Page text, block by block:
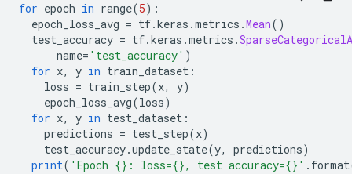
for epoch in range(5):
epoch_loss_avg = tf.keras .metrics .Mean()
test_accuracy = tf.keras .metrics .
name= 'test_accuracy' )
for x, y in train_dataset :
loss = train_step(x, y)
epoch_loss_avg(loss)
for x, y in test_dataset :
predictions = test_step(x)
test_accuracy.update_state(y, predictions)
print( 'Epoch {}: loss={}, test accuracy={}' . format